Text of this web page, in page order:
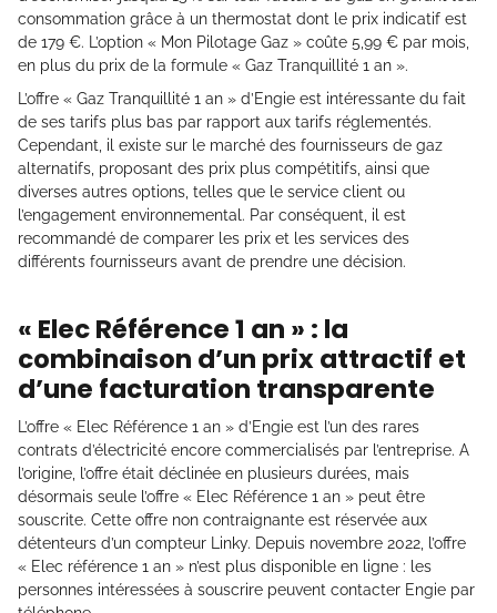
consommation grâce à un thermostat dont le prix indicatif est
de 179 €. L’option « Mon Pilotage Gaz » coûte 5,99 € par mois,
en plus du prix de la formule « Gaz Tranquillité 1 an ».
L’offre « Gaz Tranquillité 1 an » d’Engie est intéressante du fait
de ses tarifs plus bas par rapport aux tarifs réglementés.
Cependant, il existe sur le marché des fournisseurs de gaz
alternatifs, proposant des prix plus compétitifs, ainsi que
diverses autres options, telles que le service client ou
l’engagement environnemental. Par conséquent, il est
recommandé de comparer les prix et les services des
différents fournisseurs avant de prendre une décision.
« Elec Référence 1 an » : la
combinaison d’un prix attractif et
d’une facturation transparente
L’offre « Elec Référence 1 an » d’Engie est l’un des rares
contrats d’électricité encore commercialisés par l’entreprise. A
l’origine, l’offre était déclinée en plusieurs durées, mais
désormais seule l’offre « Elec Référence 1 an » peut être
souscrite. Cette offre non contraignante est réservée aux
détenteurs d’un compteur Linky. Depuis novembre 2022, l’offre
« Elec référence 1 an » n’est plus disponible en ligne : les
personnes intéressées à souscrire peuvent contacter Engie par